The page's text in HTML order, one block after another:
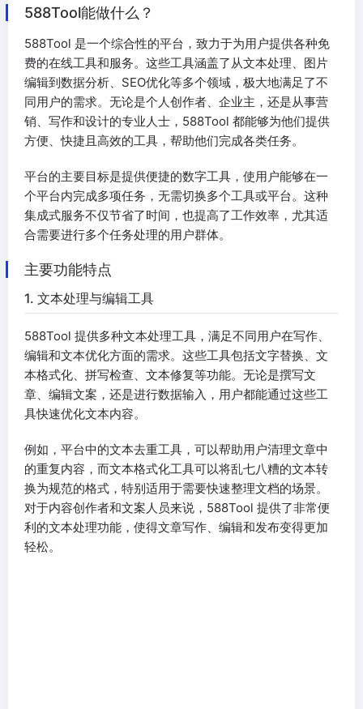
588Tool能做什么？
588Tool 是一个综合性的平台，致力于为用户提供各种免
费的在线工具和服务。这些工具涵盖了从文本处理、图片
编辑到数据分析、SEO优化等多个领域，极大地满足了不
同用户的需求。无论是个人创作者、企业主，还是从事营
销、写作和设计的专业人士，588Tool 都能够为他们提供
方便、快捷且高效的工具，帮助他们完成各类任务。
平台的主要目标是提供便捷的数字工具，使用户能够在一
个平台内完成多项任务，无需切换多个工具或平台。这种
集成式服务不仅节省了时间，也提高了工作效率，尤其适
合需要进行多个任务处理的用户群体。
主要功能特点
1. 文本处理与编辑工具
588Tool 提供多种文本处理工具，满足不同用户在写作、
编辑和文本优化方面的需求。这些工具包括文字替换、文
本格式化、拼写检查、文本修复等功能。无论是撰写文
章、编辑文案，还是进行数据输入，用户都能通过这些工
具快速优化文本内容。
例如，平台中的文本去重工具，可以帮助用户清理文章中
的重复内容，而文本格式化工具可以将乱七八糟的文本转
换为规范的格式，特别适用于需要快速整理文档的场景。
对于内容创作者和文案人员来说，588Tool 提供了非常便
利的文本处理功能，使得文章写作、编辑和发布变得更加
轻松。